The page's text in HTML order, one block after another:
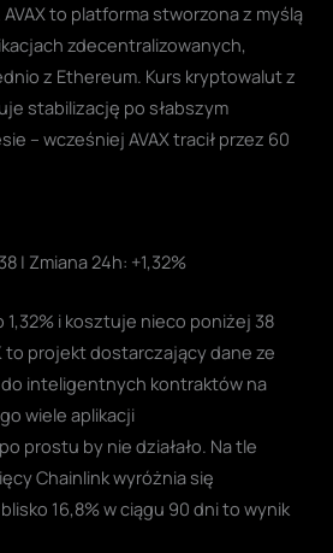
to platforma stworzona z myślą
zdecentralizowanych,
z Ethereum. Kurs kryptowalut z
stabilizację po słabszym
– wcześniej AVAX tracił przez 60
| Zmiana 24h: +1,32%
1,32% i kosztuje nieco poniżej 38
to projekt dostarczający dane ze
inteligentnych kontraktów na
wiele aplikacji
prostu by nie działało. Na tle
Chainlink wyróżnia się
16,8% w ciągu 90 dni to wynik